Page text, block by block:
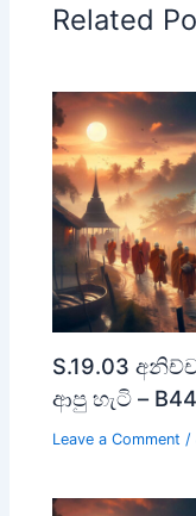
Related
S.19.03
ආපු හැටි –
Leave a Comment /